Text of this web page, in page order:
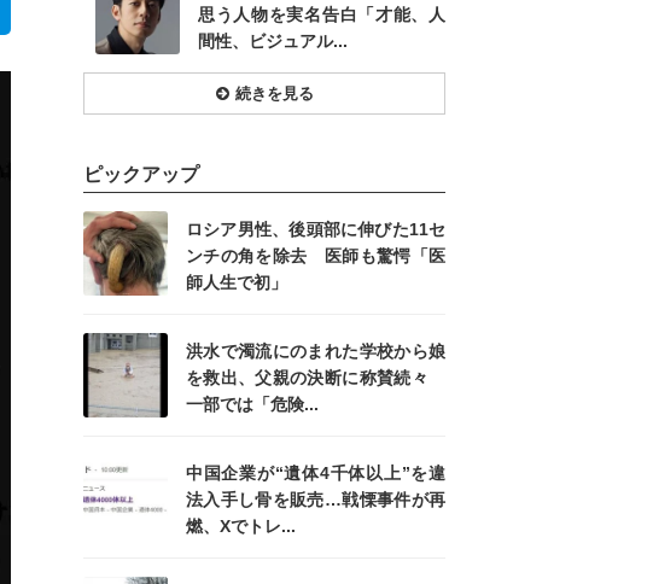
思う人物を実名告白「才能、人
間性、ビジュアル...
続きを見る
ピックアップ
ロシア男性、後頭部に伸びた11セ
ンチの角を除去 医師も驚愕「医
師人生で初」
洪水で濁流にのまれた学校から娘
を救出、父親の決断に称賛続々
一部では「危険...
中国企業が“遺体4千体以上”を違
法入手し骨を販売…戦慄事件が再
燃、Xでトレ...